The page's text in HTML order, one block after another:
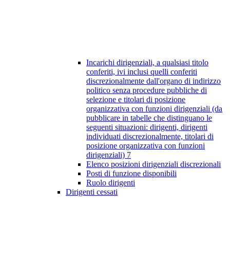
Incarichi dirigenziali, a qualsiasi titolo
conferiti, ivi inclusi quelli conferiti
discrezionalmente dall'organo di indirizzo
politico senza procedure pubbliche di
selezione e titolari di posizione
organizzativa con funzioni dirigenziali (da
pubblicare in tabelle che distinguano le
seguenti situazioni: dirigenti, dirigenti
individuati discrezionalmente, titolari di
posizione organizzativa con funzioni
dirigenziali) 7
Elenco posizioni dirigenziali discrezionali
Posti di funzione disponibili
Ruolo dirigenti
Dirigenti cessati